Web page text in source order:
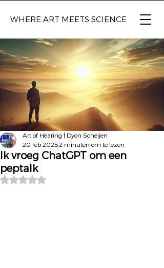
WHERE ART MEETS SCIENCE
Ik vroeg ChatGPT om een
peptalk
Art of Hearing | Dyon Scheijen
20 feb 20252 minuten om te lezen
Beoordeeld met NaN uit 5 sterren.